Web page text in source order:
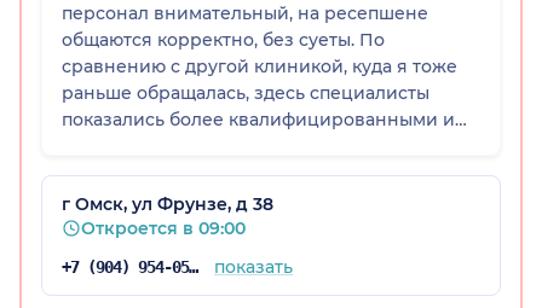
персонал внимательный, на ресепшене
общаются корректно, без суеты. По
сравнению с другой клиникой, куда я тоже
раньше обращалась, здесь специалисты
показались более квалифицированными и
я бы поставила пятерку и уже успела
порекомендовать ее знакомым.
г Омск, ул Фрунзе, д 38
Откроется в 09:00
+7 (904) 954-05-60 показать